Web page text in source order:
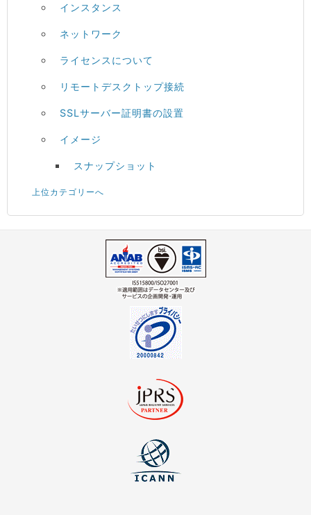
インスタンス
ネットワーク
ライセンスについて
リモートデスクトップ接続
SSLサーバー証明書の設置
イメージ
スナップショット
上位カテゴリーへ